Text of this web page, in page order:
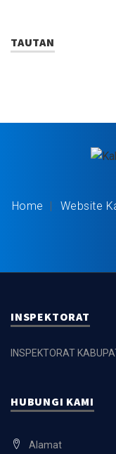
TAUTAN
Home Website
INSPEKTORAT
INSPEKTORAT
HUBUNGI KAMI
Alamat